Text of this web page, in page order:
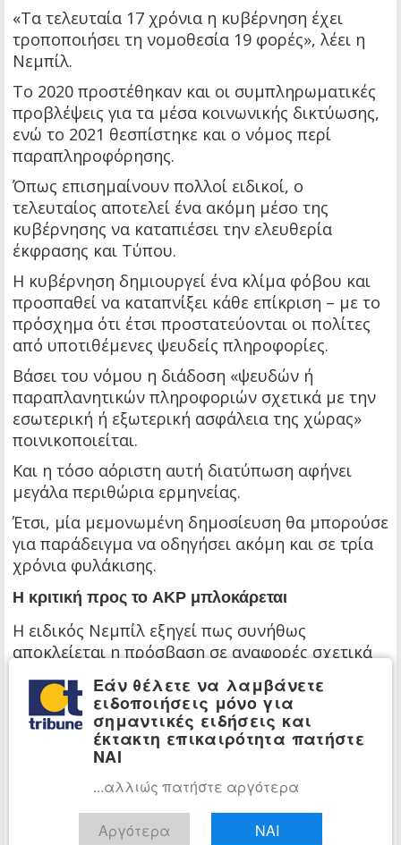
«Τα τελευταία 17 χρόνια η κυβέρνηση έχει
τροποποιήσει τη νομοθεσία 19 φορές», λέει η
Νεμπίλ.
Το 2020 προστέθηκαν και οι συμπληρωματικές
προβλέψεις για τα μέσα κοινωνικής δικτύωσης,
ενώ το 2021 θεσπίστηκε και ο νόμος περί
παραπληροφόρησης.
Όπως επισημαίνουν πολλοί ειδικοί, ο
τελευταίος αποτελεί ένα ακόμη μέσο της
κυβέρνησης να καταπιέσει την ελευθερία
έκφρασης και Τύπου.
Η κυβέρνηση δημιουργεί ένα κλίμα φόβου και
προσπαθεί να καταπνίξει κάθε επίκριση – με το
πρόσχημα ότι έτσι προστατεύονται οι πολίτες
από υποτιθέμενες ψευδείς πληροφορίες.
Βάσει του νόμου η διάδοση «ψευδών ή
παραπλανητικών πληροφοριών σχετικά με την
εσωτερική ή εξωτερική ασφάλεια της χώρας»
ποινικοποιείται.
Και η τόσο αόριστη αυτή διατύπωση αφήνει
μεγάλα περιθώρια ερμηνείας.
Έτσι, μία μεμονωμένη δημοσίευση θα μπορούσε
για παράδειγμα να οδηγήσει ακόμη και σε τρία
χρόνια φυλάκισης.
Η κριτική προς το AKP μπλοκάρεται
Η ειδικός Νεμπίλ εξηγεί πως συνήθως
αποκλείεται η πρόσβαση σε αναφορές σχετικά
με πολιτικούς του AKP. Αναρτήσεις αναφορικά
με τη διαφθορά, τις αστοχίες ή τον νεποτισμό
στην κυβέρνηση μπλοκάρονται με συνοπτικές
διαδικασίες.
Ανεπιθύμητες είναι βέβαια και οι κριτικές
αναφορές ενόψει των σημαντικών δημοτικών
εκλογών. Οι υποψήφιοι του κυβερνητικού
συνασπισμού πρέπει να προστατευθούν.
Εάν θέλετε να λαμβάνετε
ειδοποιήσεις μόνο για
σημαντικές ειδήσεις και
έκτακτη επικαιρότητα πατήστε
ΝΑΙ
...αλλιώς πατήστε αργότερα
Αργότερα ΝΑΙ